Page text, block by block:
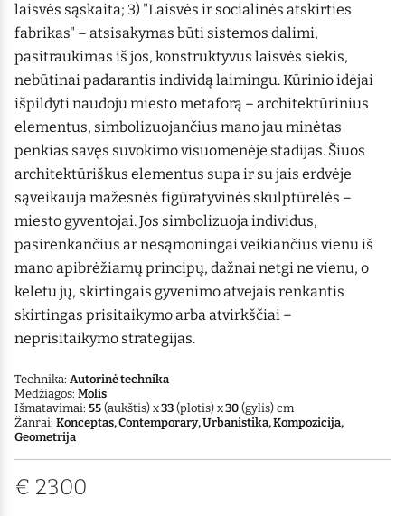
laisvės sąskaita; 3) "Laisvės ir socialinės atskirties
fabrikas" – atsisakymas būti sistemos dalimi,
pasitraukimas iš jos, konstruktyvus laisvės siekis,
nebūtinai padarantis individą laimingu. Kūrinio idėjai
išpildyti naudoju miesto metaforą – architektūrinius
elementus, simbolizuojančius mano jau minėtas
penkias savęs suvokimo visuomenėje stadijas. Šiuos
architektūriškus elementus supa ir su jais erdvėje
sąveikauja mažesnės figūratyvinės skulptūrėlės –
miesto gyventojai. Jos simbolizuoja individus,
pasirenkančius ar nesąmoningai veikiančius vienu iš
mano apibrėžiamų principų, dažnai netgi ne vienu, o
keletu jų, skirtingais gyvenimo atvejais renkantis
skirtingas prisitaikymo arba atvirkščiai –
neprisitaikymo strategijas.
Technika: Autorinė technika
Medžiagos: Molis
Išmatavimai: 55 (aukštis) x33 (plotis) x30 (gylis) cm
Žanrai: Konceptas, Contemporary, Urbanistika, Kompozicija,
Geometrija
€ 2300